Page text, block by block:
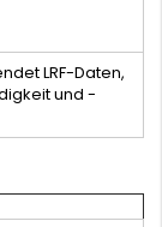
LRF-Daten,
und -